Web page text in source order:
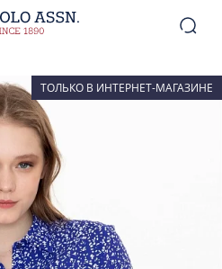
ТОЛЬКО В ИНТЕРНЕТ-МАГАЗИНЕ